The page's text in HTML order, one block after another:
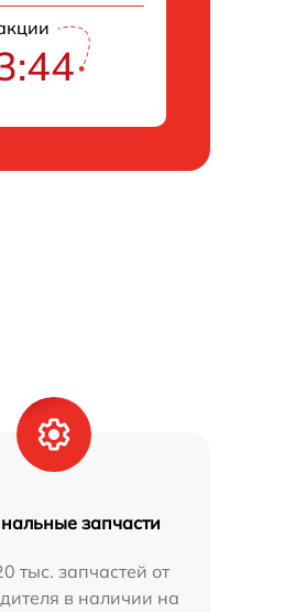
запчасти
тыс. запчастей от
в наличии на